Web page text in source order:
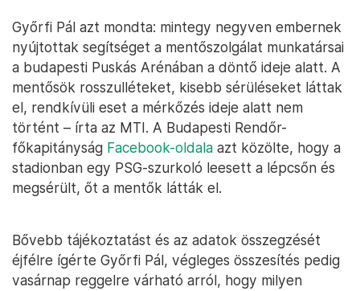
Győrfi Pál azt mondta: mintegy negyven embernek
nyújtottak segítséget a mentőszolgálat munkatársai
a budapesti Puskás Arénában a döntő ideje alatt. A
mentősök rosszulléteket, kisebb sérüléseket láttak
el, rendkívüli eset a mérkőzés ideje alatt nem
történt – írta az MTI. A Budapesti Rendőr-
főkapitányság Facebook-oldala azt közölte, hogy a
stadionban egy PSG-szurkoló leesett a lépcsőn és
megsérült, őt a mentők látták el.
Bővebb tájékoztatást és az adatok összegzését
éjfélre ígérte Győrfi Pál, végleges összesítés pedig
vasárnap reggelre várható arról, hogy milyen